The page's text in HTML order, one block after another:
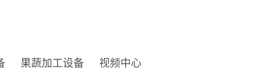
果蔬加工设备 视频中心